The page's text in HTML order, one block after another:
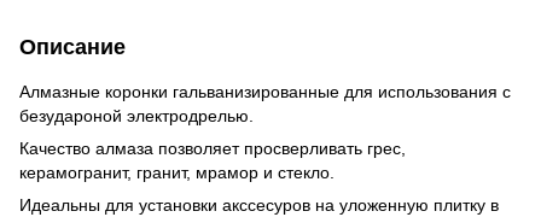
Описание
Алмазные коронки гальванизированные для использования с
безудароной электродрелью.
Качество алмаза позволяет просверливать грес,
керамогранит, гранит, мрамор и стекло.
Идеальны для установки акссесуров на уложенную плитку в